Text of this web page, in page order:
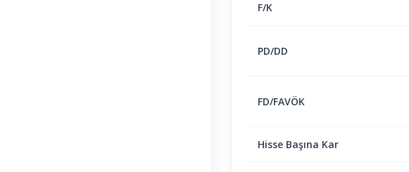
F/K
PD/DD
FD/FAVÖK
Hisse Başına Kar